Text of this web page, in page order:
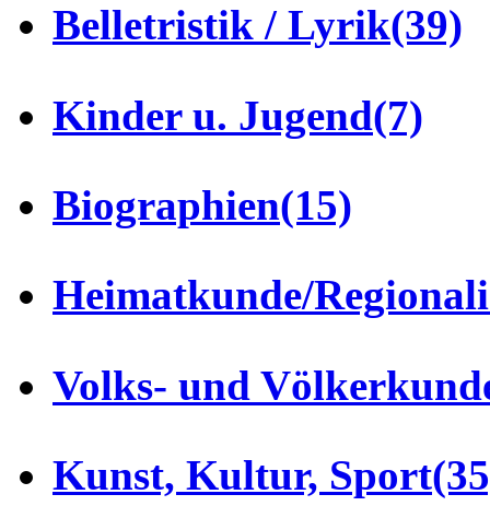
Belletristik / Lyrik(39)
Kinder u. Jugend(7)
Biographien(15)
Heimatkunde/
Volks- und
Kunst, Kultur, Sport